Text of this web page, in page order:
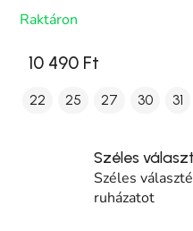
Raktáron
10 490 Ft
22 25 27 30 31
Széles
Széles
ruházatot